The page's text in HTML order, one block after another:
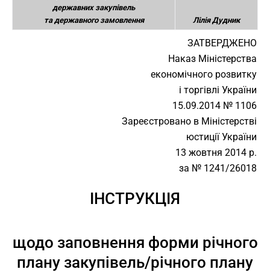
державних закупівель
та державного замовлення
Лілія Дудник
ЗАТВЕРДЖЕНО
Наказ Міністерства
економічного розвитку
і торгівлі України
15.09.2014 № 1106
Зареєстровано в Міністерстві
юстиції України
13 жовтня 2014 р.
за № 1241/26018
ІНСТРУКЦІЯ
щодо заповнення форми річного
плану закупівель/річного плану